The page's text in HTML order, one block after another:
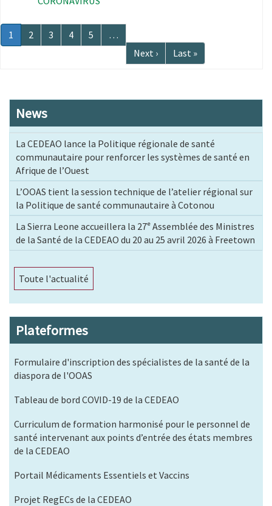
Pagination
Page
courante
1 Page
2 Page
3 Page
4 Page
5
…
Page
suivante
Next ›
Dernière
page
Last »
News
La CEDEAO lance la Politique régionale de santé
communautaire pour renforcer les systèmes de santé en
Afrique de l’Ouest
L’OOAS tient la session technique de l’atelier régional sur
la Politique de santé communautaire à Cotonou
La Sierra Leone accueillera la 27ᵉ Assemblée des Ministres
de la Santé de la CEDEAO du 20 au 25 avril 2026 à Freetown
Toute l'actualité
Plateformes
Formulaire d'inscription des spécialistes de la santé de la
diaspora de l'OOAS
Tableau de bord COVID-19 de la CEDEAO
Curriculum de formation harmonisé pour le personnel de
santé intervenant aux points d’entrée des états membres
de la CEDEAO
Portail Médicaments Essentiels et Vaccins
Projet RegECs de la CEDEAO